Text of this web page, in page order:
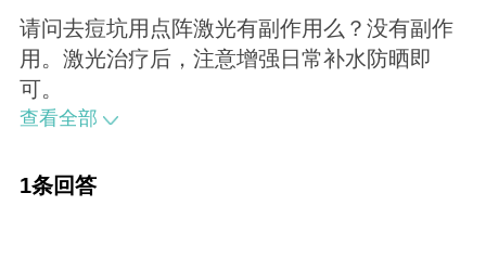
请问去痘坑用点阵激光有副作用么？没有副作
用。激光治疗后，注意增强日常补水防晒即
可。
查看全部
1条回答